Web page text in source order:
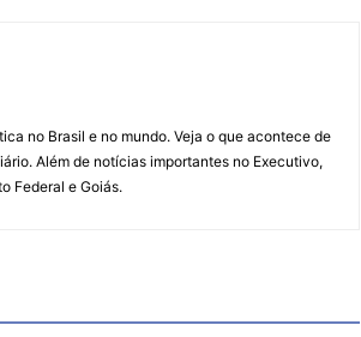
no Brasil e no mundo. Veja o que acontece de
Além de notícias importantes no Executivo,
Federal e Goiás.